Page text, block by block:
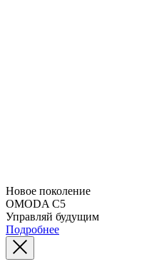
Новое поколение
OMODA C5
Управляй будущим
Подробнее